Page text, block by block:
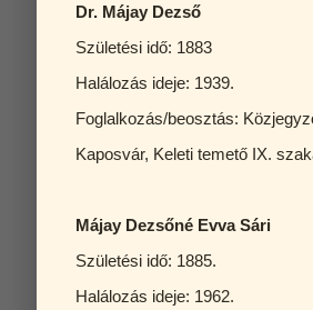
Dr. Májay Dezső
Születési idő: 1883
Halálozás ideje: 1939.
Foglalkozás/beosztás:
Kaposvár, Keleti temető IX.
Májay Dezsőné Evva Sári
Születési idő: 1885.
Halálozás ideje: 1962.